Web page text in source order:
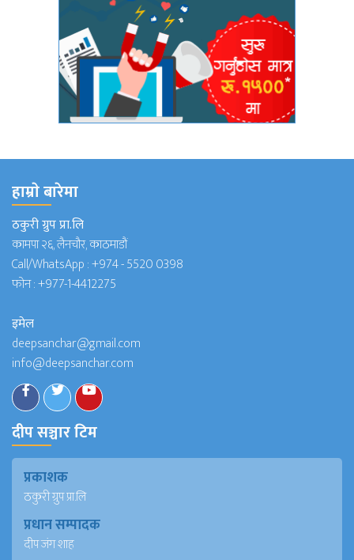
हाम्राे बारेमा
ठकुरी ग्रुप प्रा.लि
कामपा २६, लैनचौर, काठमाडौं
Call/WhatsApp :+974 - 5520 0398
फोन :+977-1-4412275
इमेल
deepsanchar@gmail.com
info@deepsanchar.com
दीप सञ्चार टिम
प्रकाशक
ठकुरी ग्रुप प्रा.लि
प्रधान सम्पादक
दीप जंग शाह